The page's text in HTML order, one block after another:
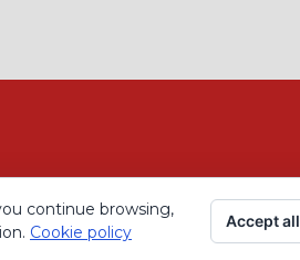
continue browsing,
Cookie policy
Accept all